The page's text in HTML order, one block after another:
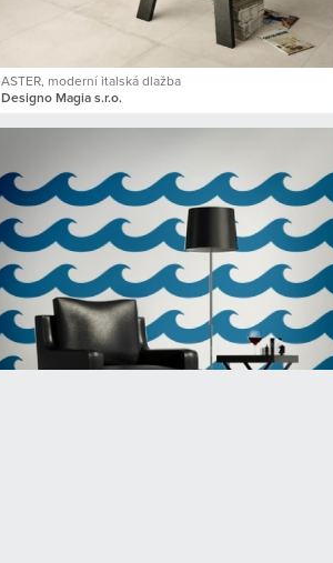
ASTER, moderní italská dlažba
Designo Magia s.r.o.